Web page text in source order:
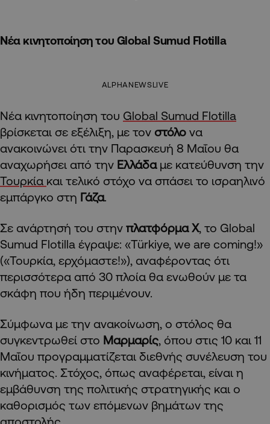
Νέα κινητοποίηση του Global Sumud Flotilla
ALPHANEWSLIVE
Νέα κινητοποίηση του Global Sumud Flotilla
βρίσκεται σε εξέλιξη, με τον στόλο να
ανακοινώνει ότι την Παρασκευή 8 Μαΐου θα
αναχωρήσει από την Ελλάδα με κατεύθυνση την
Τουρκία και τελικό στόχο να σπάσει το ισραηλινό
εμπάργκο στη Γάζα.
Σε ανάρτησή του στην πλατφόρμα Χ, το Global
Sumud Flotilla έγραψε: «Türkiye, we are coming!»
(«Τουρκία, ερχόμαστε!»), αναφέροντας ότι
περισσότερα από 30 πλοία θα ενωθούν με τα
σκάφη που ήδη περιμένουν.
Σύμφωνα με την ανακοίνωση, ο στόλος θα
συγκεντρωθεί στο Μαρμαρίς, όπου στις 10 και 11
Μαΐου προγραμματίζεται διεθνής συνέλευση του
κινήματος. Στόχος, όπως αναφέρεται, είναι η
εμβάθυνση της πολιτικής στρατηγικής και ο
καθορισμός των επόμενων βημάτων της
αποστολής.